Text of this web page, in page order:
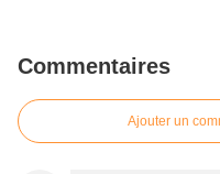
Commentaires
Ajouter un